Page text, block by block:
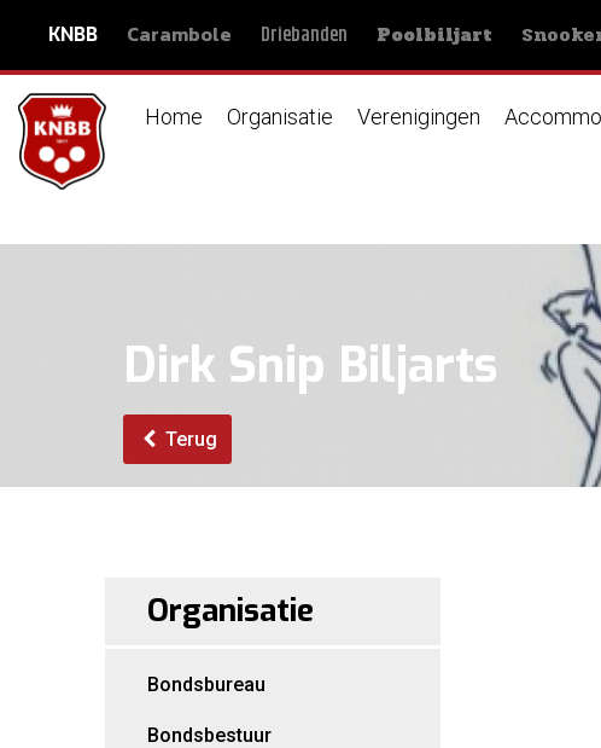
KNBB Carambole Driebanden Poolbiljart
Home Organisatie Verenigingen
Dirk Snip Biljarts
Terug
Organisatie
Bondsbureau
Bondsbestuur